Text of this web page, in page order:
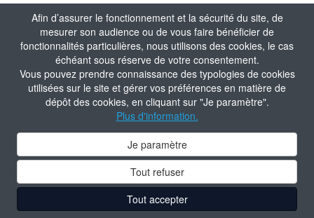
Afin d’assurer le fonctionnement et la sécurité du site, de
mesurer son audience ou de vous faire bénéficier de
fonctionnalités particulières, nous utilisons des cookies, le cas
échéant sous réserve de votre consentement.
Vous pouvez prendre connaissance des typologies de cookies
utilisées sur le site et gérer vos préférences en matière de
dépôt des cookies, en cliquant sur "Je paramètre".
Plus d'information.
Je paramètre
Tout refuser
Tout accepter